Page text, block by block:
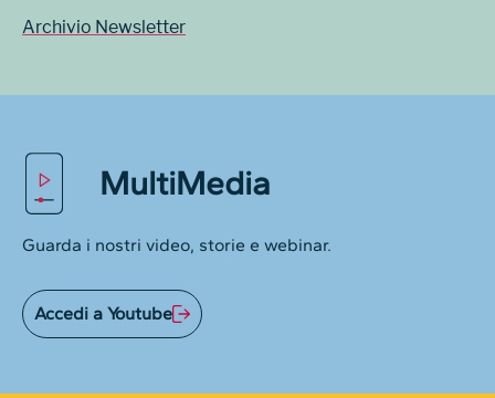
Archivio Newsletter
MultiMedia
Guarda i nostri video, storie e webinar.
Accedi a Youtube